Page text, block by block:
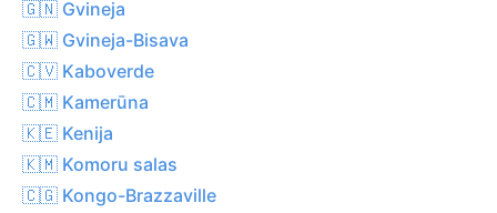
🇬🇳 Gvineja
🇬🇼 Gvineja-Bisava
🇨🇻 Kaboverde
🇨🇲 Kamerūna
🇰🇪 Kenija
🇰🇲 Komoru salas
🇨🇬 Kongo-Brazzaville